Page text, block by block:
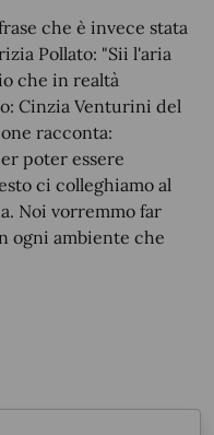
che è invece stata
Pollato: "Sii l'aria
che in realtà
Cinzia Venturini del
racconta:
poter essere
ci colleghiamo al
Noi vorremmo far
ogni ambiente che